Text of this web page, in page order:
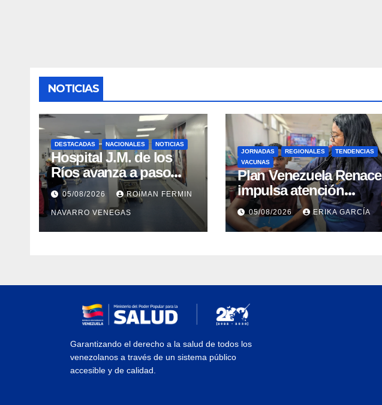
NOTICIAS
DESTACADAS NACIONALES NOTICIAS
Hospital J.M. de los
Ríos avanza a paso
firme en su
recuperación tras los
recientes eventos
sísmicos
05/08/2026 ROIMAN FERMIN
NAVARRO VENEGAS
JORNADAS REGIONALES
TENDENCIAS
VACUNAS
​Plan Venezuela Renace
impulsa atención
integral a refugiados y
evaluación de
vacunación en Aragua
05/08/2026 ERIKA GARCÍA
Garantizando el derecho a la salud de todos los
venezolanos a través de un sistema público
accesible y de calidad.